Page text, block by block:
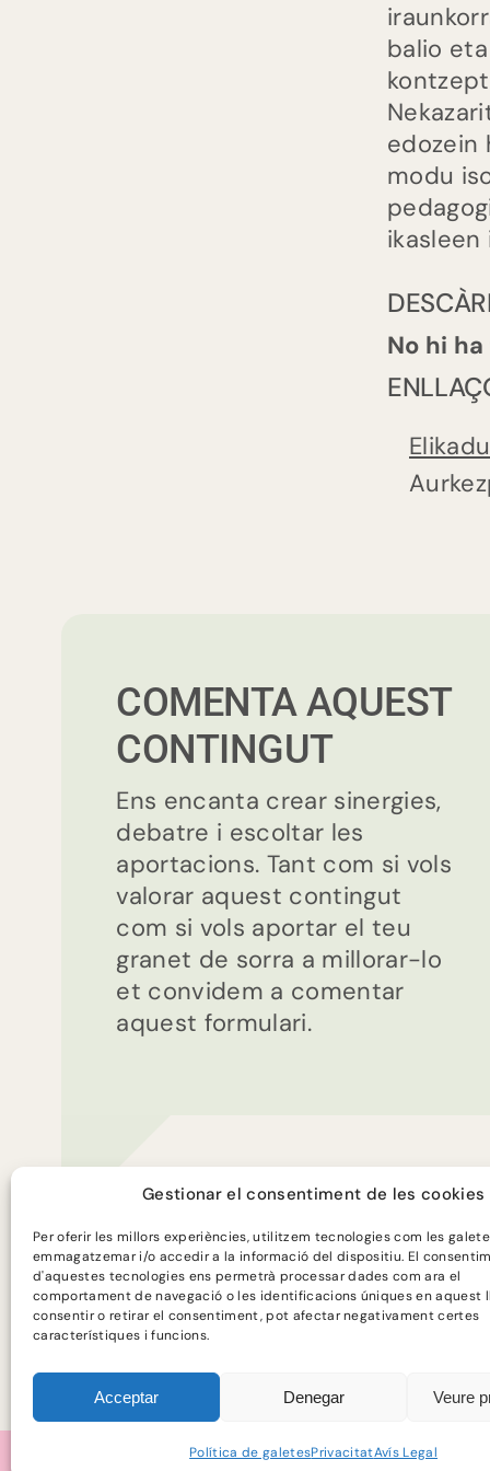
Gestionar el consentiment de les cookies
Per oferir les millors experiències, utilitzem tecnologies com les
emmagatzemar i/o accedir a la informació del dispositiu. El
d'aquestes tecnologies ens permetrà processar dades com ara el
comportament de navegació o les identificacions úniques en aquest
consentir o retirar el consentiment, pot afectar negativament certes
característiques i funcions.
Acceptar Denegar Veure
Política de galetesPrivacitatAvís Legal
balio
edozein
modu
No hi
COMENTA AQUEST
CONTINGUT
Ens encanta crear sinergies,
debatre i escoltar les
aportacions. Tant com si vols
valorar aquest contingut
com si vols aportar el teu
granet de sorra a millorar-lo
et convidem a comentar
aquest formulari.